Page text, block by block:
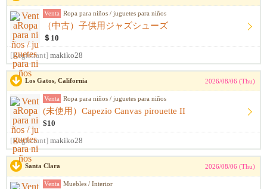
Venta Ropa para niños / juguetes para niños
（中古）子供用ジャズシューズ
＄10
[Registrant] makiko28
Los Gatos, California 2026/08/06 (Thu)
Venta Ropa para niños / juguetes para niños
(未使用）Capezio Canvas pirouette II
$10
[Registrant] makiko28
Santa Clara 2026/08/06 (Thu)
Venta Muebles / Interior